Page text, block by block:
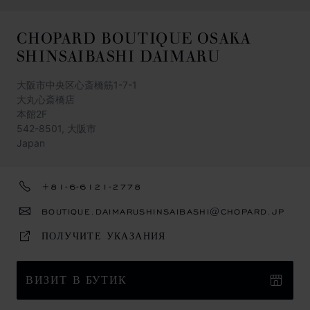
CHOPARD BOUTIQUE OSAKA
SHINSAIBASHI DAIMARU
大阪市中央区心斎橋筋1-7-1
大丸心斎橋店
本館2F
542-8501, 大阪市
Japan
+81-6-6121-2778
BOUTIQUE.DAIMARUSHINSAIBASHI@CHOPARD.JP
ПОЛУЧИТЕ УКАЗАНИЯ
ВИЗИТ В БУТИК